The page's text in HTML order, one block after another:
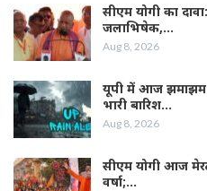
सीएम योगी का
जलाभिषेक,…
Aug 8, 2026
यूपी में आज झमाझम
भारी बारिश…
Aug 8, 2026
सीएम योगी आज
वर्षा;…